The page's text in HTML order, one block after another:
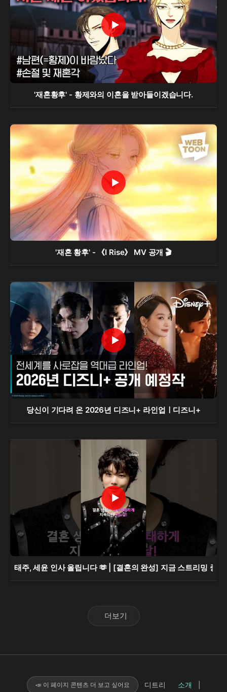
'재혼황후' - 황제와의 이혼을 받아들이겠습니다.
'재혼 황후' - 《I Rise》 MV 공개 🎬
당신이 기다려 온 2026년 디즈니+ 라인업ㅣ디즈니+
태주, 세윤 인사 올립니다 🫶 | [결혼의 완성] 지금 스트리밍 중 |
더보기
📣 이 페이지 콘텐츠 더 보고 싶어요 디트리 소개